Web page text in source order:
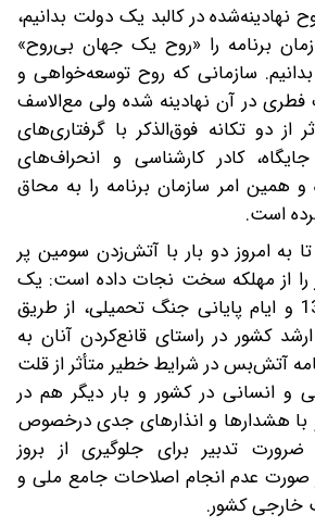
نهادینه‌شده در کالبد یک دولت بدانیم،
برنامه را «روح یک جهان بی‌روح»
سازمانی که روح توسعه‌خواهی و
در آن نهادینه شده ولی مع‌الاسف
از دو تکانه فوق‌الذکر با گرفتاری‌های
کادر کارشناسی و انحراف‌های
همین امر سازمان برنامه را به محاق
است.
به امروز دو بار با آتش‌زدن سومین پر
از مهلکه سخت نجات داده است: یک
بار در اوایل سال 1367 و ایام پایانی جنگ تحمیلی، از طریق
کشور در راستای قانع‌کردن آنان به
آتش‌بس در شرایط خطیر متأثر از قلت
و انسانی در کشور و بار دیگر هم در
با هشدارها و انذارهای جدی درخصوص
تدبیر برای جلوگیری از بروز
صورت عدم انجام اصلاحات جامع ملی و
خارجی کشور.